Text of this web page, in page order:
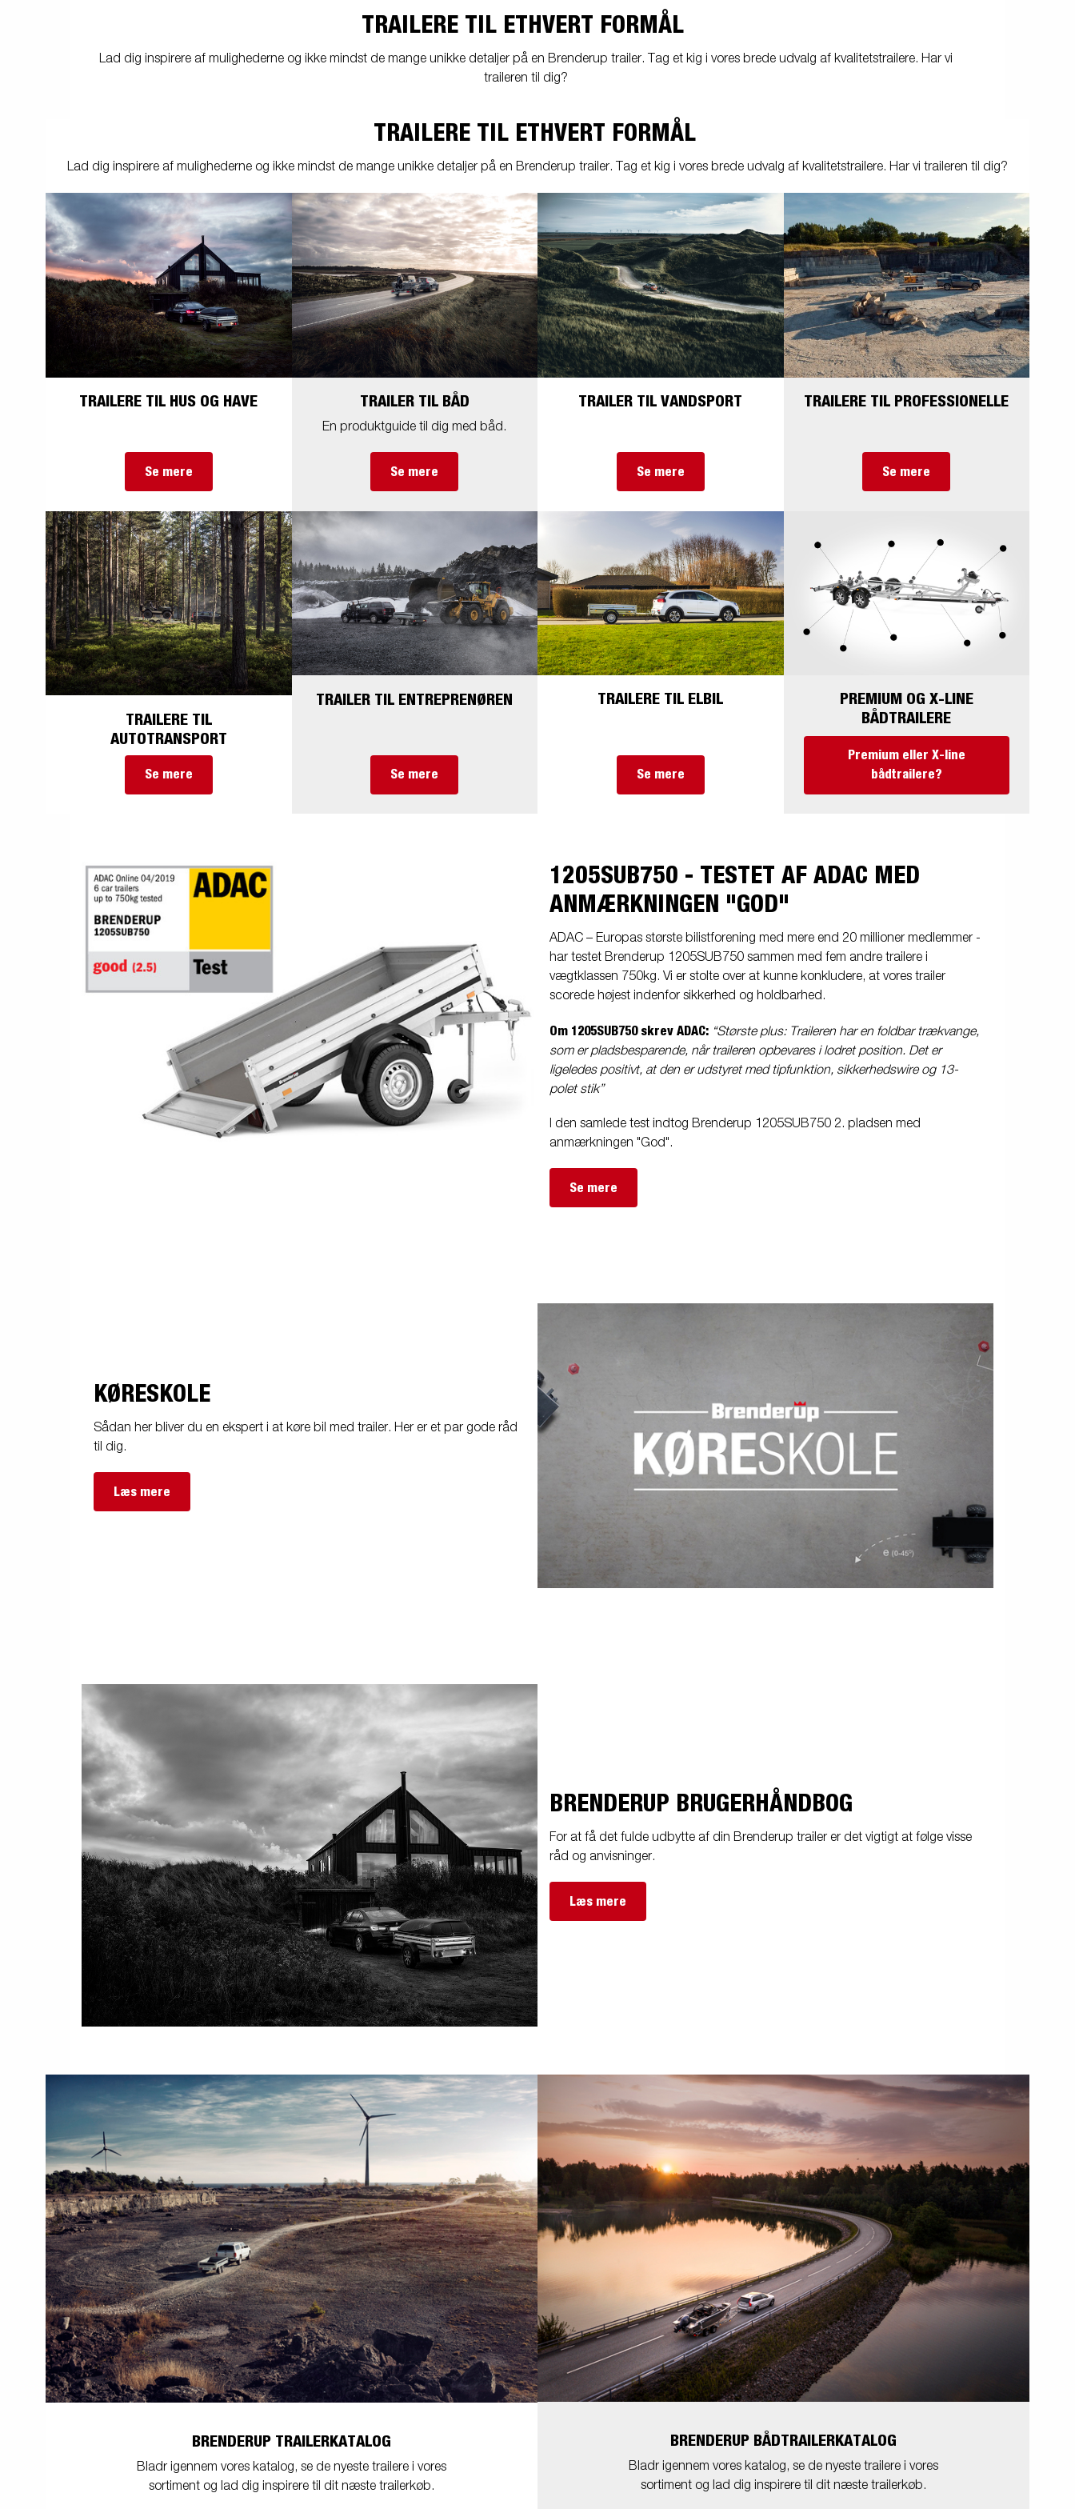
Vandsport
Reservedele
Skærme
Læs din trailer korrekt
Korrekt kugletryk
Sikring af båden
Jetski LED
TRAILERE TIL ETHVERT FORMÅL
Lad dig inspirere af mulighederne og ikke mindst de mange unikke detaljer på en Brenderup trailer. Tag et kig i vores brede udvalg af kvalitetstrailere. Har vi
traileren til dig?
TRAILERE TIL ETHVERT FORMÅL
Lad dig inspirere af mulighederne og ikke mindst de mange unikke detaljer på en Brenderup trailer. Tag et kig i vores brede udvalg af kvalitetstrailere. Har vi traileren til dig?
TRAILERE TIL HUS OG HAVE
Se mere
TRAILER TIL BÅD
En produktguide til dig med båd.
Se mere
TRAILER TIL VANDSPORT
Se mere
TRAILERE TIL PROFESSIONELLE
Se mere
TRAILERE TIL
AUTOTRANSPORT
Se mere
TRAILER TIL ENTREPRENØREN
Se mere
TRAILERE TIL ELBIL
Se mere
PREMIUM OG X-LINE
BÅDTRAILERE
Premium eller X-line
bådtrailere?
1205SUB750 - TESTET AF ADAC MED
ANMÆRKNINGEN "GOD"
ADAC – Europas største bilistforening med mere end 20 millioner medlemmer -
har testet Brenderup 1205SUB750 sammen med fem andre trailere i
vægtklassen 750kg. Vi er stolte over at kunne konkludere, at vores trailer
scorede højest indenfor sikkerhed og holdbarhed.
Om 1205SUB750 skrev ADAC: “Største plus: Traileren har en foldbar trækvange,
som er pladsbesparende, når traileren opbevares i lodret position. Det er
ligeledes positivt, at den er udstyret med tipfunktion, sikkerhedswire og 13-
polet stik”
I den samlede test indtog Brenderup 1205SUB750 2. pladsen med
anmærkningen "God".
Se mere
KØRESKOLE
Sådan her bliver du en ekspert i at køre bil med trailer. Her er et par gode råd
til dig.
Læs mere
BRENDERUP BRUGERHÅNDBOG
For at få det fulde udbytte af din Brenderup trailer er det vigtigt at følge visse
råd og anvisninger.
Læs mere
BRENDERUP TRAILERKATALOG
Bladr igennem vores katalog, se de nyeste trailere i vores
sortiment og lad dig inspirere til dit næste trailerkøb.
BRENDERUP BÅDTRAILERKATALOG
Bladr igennem vores katalog, se de nyeste trailere i vores
sortiment og lad dig inspirere til dit næste trailerkøb.